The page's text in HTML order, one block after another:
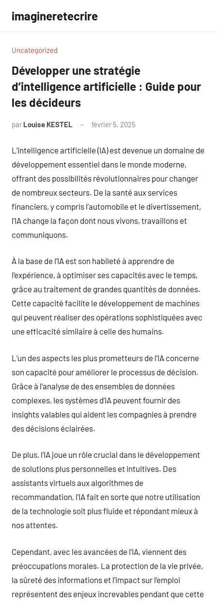
contenu
imagineretecrire
Uncategorized
Développer une stratégie
d’intelligence artificielle : Guide pour
les décideurs
par Louise KESTEL février 5, 2025
L’intelligence artificielle (IA) est devenue un domaine de
développement essentiel dans le monde moderne,
offrant des possibilités révolutionnaires pour changer
de nombreux secteurs. De la santé aux services
financiers, y compris l’automobile et le divertissement,
l’IA change la façon dont nous vivons, travaillons et
communiquons.
À la base de l’IA est son habileté à apprendre de
l’expérience, à optimiser ses capacités avec le temps,
grâce au traitement de grandes quantités de données.
Cette capacité facilite le développement de machines
qui peuvent réaliser des opérations sophistiquées avec
une efficacité similaire à celle des humains.
L’un des aspects les plus prometteurs de l’IA concerne
son capacité pour améliorer le processus de décision.
Grâce à l’analyse de des ensembles de données
complexes, les systèmes d’IA peuvent fournir des
insights valables qui aident les compagnies à prendre
des décisions éclairées.
De plus, l’IA joue un rôle crucial dans le développement
de solutions plus personnelles et intuitives. Des
assistants virtuels aux algorithmes de
recommandation, l’IA fait en sorte que notre utilisation
de la technologie soit plus fluide et répondant mieux à
nos attentes.
Cependant, avec les avancées de l’IA, viennent des
préoccupations morales. La protection de la vie privée,
la sûreté des informations et l’impact sur l’emploi
représentent des enjeux increvables pendant que cette